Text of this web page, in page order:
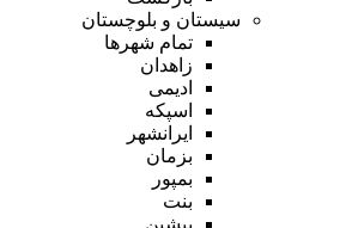
سیستان و بلوچستان
تمام شهر‌ها
زاهدان
ادیمی
اسپکه
ایرانشهر
بزمان
بمپور
بنت
پیشین